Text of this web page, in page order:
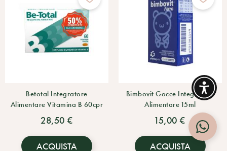
Betotal Integratore
Alimentare Vitamina B 60cpr
28,50 €
ACQUISTA
Bimbovit Gocce Integratore
Alimentare 15ml
15,00 €
ACQUISTA